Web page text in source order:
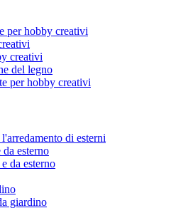
per hobby creativi
creativi
del legno
per hobby creativi
di esterni
esterno
da esterno
giardino